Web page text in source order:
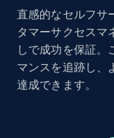
2.1K+
Home Depot
直感的なセルフサ
タマーサクセスマ
しで成功を保証。
マンスを追跡し、
達成できます。